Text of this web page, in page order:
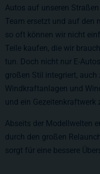
Autos auf unseren
Team ersetzt und auf den
so oft können wir nicht
Teile kaufen, die wir
tun. Doch nicht nur E-
großen Stil integriert,
Windkraftanlagen und
und ein Gezeitenkraftwerk
Abseits der Modellwelten
durch den großen
sorgt für eine bessere